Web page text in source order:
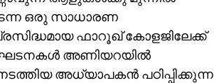
ഒരു സാധാരണ
ഫാറൂഖ് കോളജിലേക്ക്
അണിയറയില്‍
അധ്യാപകന്‍ പഠിപ്പിക്കുന്ന